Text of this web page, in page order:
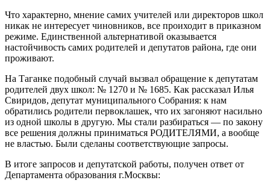
Что характерно, мнение самих учителей или директоров школ
никак не интересует чиновников, все проиходит в приказном
режиме. Единственной альтернативой оказывается
настойчивость самих родителей и депутатов района, где они
проживают.
На Таганке подобный случай вызвал обращение к депутатам
родителей двух школ: № 1270 и № 1685. Как рассказал Илья
Свиридов, депутат муниципального Собрания: к нам
обратились родители первоклашек, что их загоняют насильно
из одной школы в другую. Мы стали разбираться — по закону
все решения должны приниматься РОДИТЕЛЯМИ, а вообще
не властью. Были сделаны соответствующие запросы.
В итоге запросов и депутатской работы, получен ответ от
Департамента образования г.Москвы: